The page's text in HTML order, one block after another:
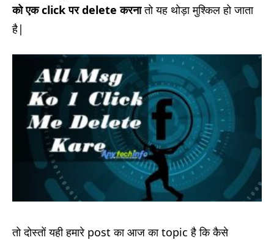
को एक click पर delete करनातो यह थोड़ा मुश्किल हो जाता
है|
तो दोस्तों यही हमारे post का आज का topic है कि कैसे